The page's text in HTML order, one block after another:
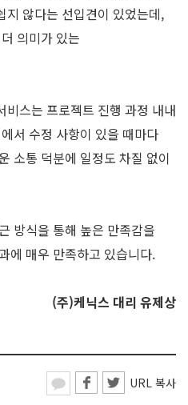
지 않다는 선입견이 있었는데,
의미가 있는
스는 프로젝트 진행 과정 내내
서 수정 사항이 있을 때마다
소통 덕분에 일정도 차질 없이
방식을 통해 높은 만족감을
에 매우 만족하고 있습니다.
(주)케닉스 대리 유제상
URL 복사